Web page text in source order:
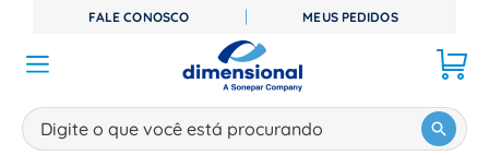
FALE CONOSCO MEUS PEDIDOS
Digite o que você está procurando